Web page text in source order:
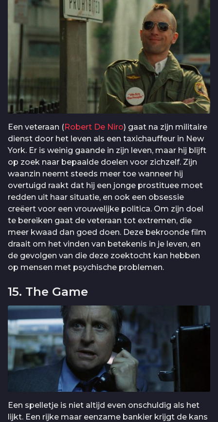
Een veteraan (Robert De Niro) gaat na zijn militaire
dienst door het leven als een taxichauffeur in New
York. Er is weinig gaande in zijn leven, maar hij blijft
op zoek naar bepaalde doelen voor zichzelf. Zijn
waanzin neemt steeds meer toe wanneer hij
overtuigd raakt dat hij een jonge prostituee moet
redden uit haar situatie, en ook een obsessie
creëert voor een vrouwelijke politica. Om zijn doel
te bereiken gaat de veteraan tot extremen, die
meer kwaad dan goed doen. Deze bekroonde film
draait om het vinden van betekenis in je leven, en
de gevolgen van die deze zoektocht kan hebben
op mensen met psychische problemen.
15. The Game
Een spelletje is niet altijd even onschuldig als het
lijkt. Een rijke maar eenzame bankier krijgt de kans